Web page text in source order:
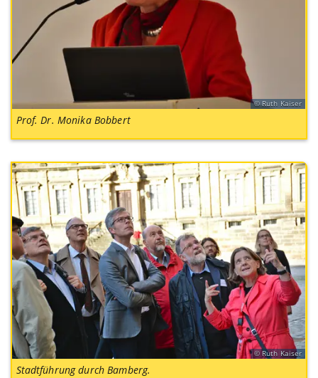
Ruth Kaiser
Prof. Dr. Monika Bobbert
Ruth Kaiser
Stadtführung durch Bamberg.